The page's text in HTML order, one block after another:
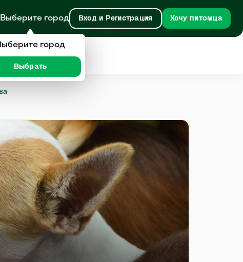
Выберите город Вход и Регистрация Хочу питомца
город
Выбрать